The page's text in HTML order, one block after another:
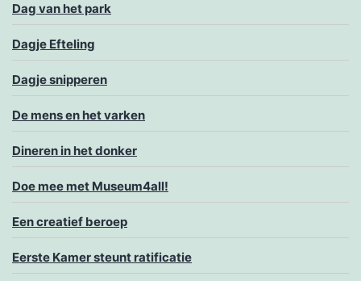
Dag van het park
Dagje Efteling
Dagje snipperen
De mens en het varken
Dineren in het donker
Doe mee met Museum4all!
Een creatief beroep
Eerste Kamer steunt ratificatie